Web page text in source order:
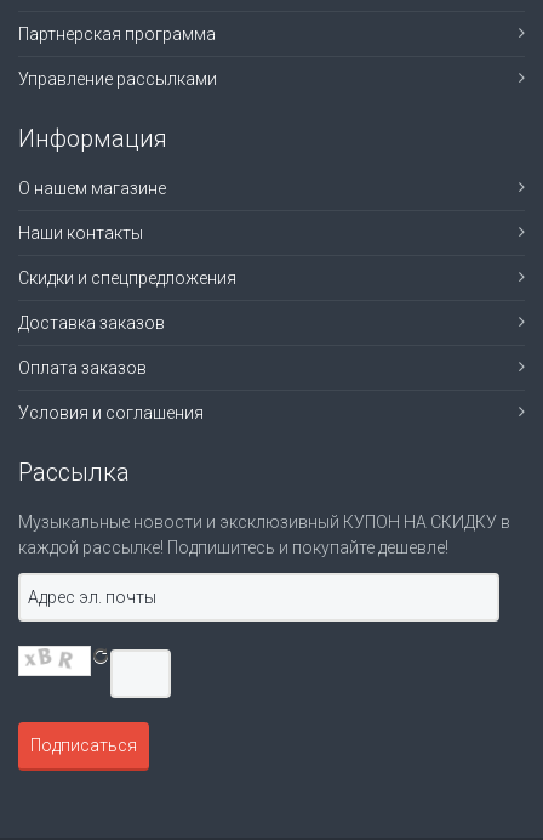
Партнерская программа
Управление рассылками
Информация
О нашем магазине
Наши контакты
Скидки и спецпредложения
Доставка заказов
Оплата заказов
Условия и соглашения
Рассылка
Музыкальные новости и эксклюзивный КУПОН НА СКИДКУ в
каждой рассылке! Подпишитесь и покупайте дешевле!